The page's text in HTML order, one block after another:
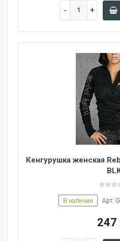
Кенгурушка женская
В наличии Арт:
247